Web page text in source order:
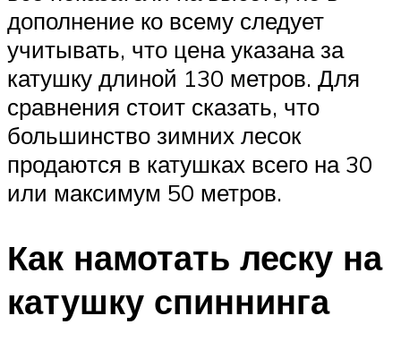
дополнение ко всему следует
учитывать, что цена указана за
катушку длиной 130 метров. Для
сравнения стоит сказать, что
большинство зимних лесок
продаются в катушках всего на 30
или максимум 50 метров.
Как намотать леску на
катушку спиннинга